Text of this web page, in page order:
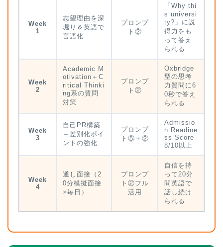
Week
1
志望理由を深
堀り＆英語で
言語化
プロンプ
ト②
「Why thi
s universi
ty?」に説
得力をも
って答え
られる
Week
2
Academic M
otivation＋C
ritical Thinki
ng系の質問
対策
プロンプ
ト②
Oxbridge
型の思考
力質問に6
0秒で答え
られる
Week
3
自己PR構築
＋差別化ポイ
ントの強化
プロンプ
ト⑤＋②
Admissio
n Readine
ss Score
8/10以上
Week
4
通し面接（2
0分模擬面接
×毎日）
プロンプ
ト②フル
活用
自信を持
って20分
間英語で
話し続け
られる
ホーム
原田高志の”ほぼ日刊”英語
学習＆大学入試英語コラム
“シン”・英会話スピード表
現